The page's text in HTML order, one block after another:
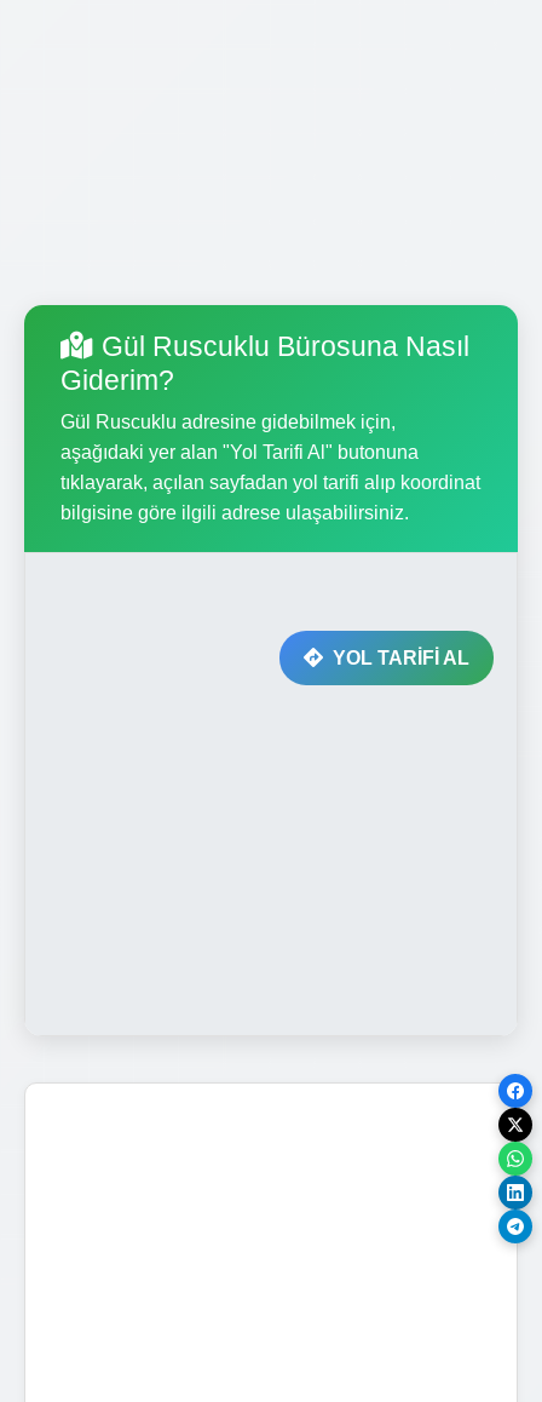
Gül Ruscuklu Bürosuna Nasıl
Giderim?
Gül Ruscuklu adresine gidebilmek için,
aşağıdaki yer alan "Yol Tarifi Al" butonuna
tıklayarak, açılan sayfadan yol tarifi alıp koordinat
bilgisine göre ilgili adrese ulaşabilirsiniz.
YOL TARİFİ AL